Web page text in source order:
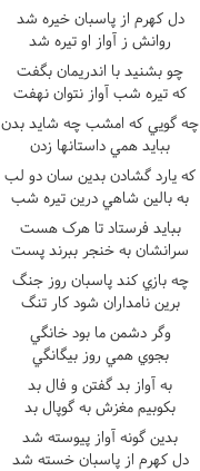
دل کهرم از پاسبان خيره شد
روانش ز آواز او تيره شد
چو بشنيد با اندريمان بگفت
که تيره شب آواز نتوان نهفت
چه گويي که امشب چه شايد بدن
ببايد همي داستانها زدن
که يارد گشادن بدين سان دو لب
به بالين شاهي درين تيره شب
ببايد فرستاد تا هرک هست
سرانشان به خنجر ببرند پست
چه بازي کند پاسبان روز جنگ
برين نامداران شود کار تنگ
وگر دشمن ما بود خانگي
بجوي همي روز بيگانگي
به آواز بد گفتن و فال بد
بکوبيم مغزش به گوپال بد
بدين گونه آواز پيوسته شد
دل کهرم از پاسبان خسته شد